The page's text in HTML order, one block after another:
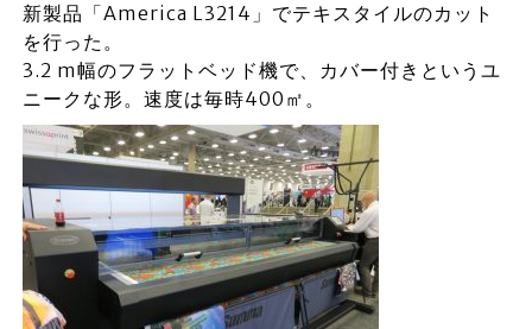
新製品「America L3214」でテキスタイルのカット
を行った。
3.2 m幅のフラットベッド機で、カバー付きというユ
ニークな形。速度は毎時400㎡。